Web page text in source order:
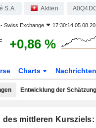
S.A. Aktien
Swiss Exchange 17:30:14
+0,86 %
Charts Nachrichten
Entwicklung der
des mittleren Kursziels: